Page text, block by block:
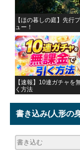
【ほの暮しの庭】先行
ュー！
【速報】10連ガチャを
く方法
書き込み(人形の